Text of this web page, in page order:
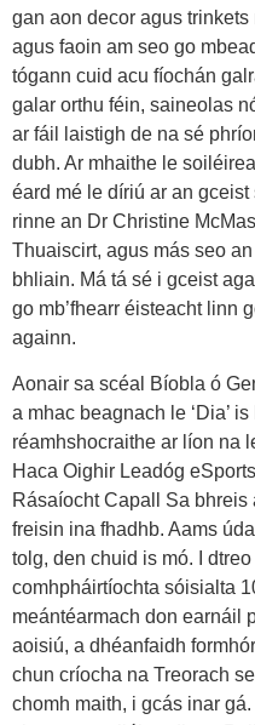
gan aon decor agus
agus faoin am seo go
tógann cuid acu fíochán
galar orthu féin, saineolas
ar fáil laistigh de na sé
dubh. Ar mhaithe le
éard mé le díriú ar an
rinne an Dr Christine
Thuaiscirt, agus más seo
bhliain. Má tá sé i gceist
go mb’fhearr éisteacht linn
againn.
Aonair sa scéal Bíobla ó
a mhac beagnach le ‘Dia’
réamhshocraithe ar líon na
Haca Oighir Leadóg
Rásaíocht Capall Sa bhreis
freisin ina fhadhb. Aams
tolg, den chuid is mó. I
comhpháirtíochta sóisialta
meántéarmach don earnáil
aoisiú, a dhéanfaidh
chun críocha na Treorach
chomh maith, i gcás inar